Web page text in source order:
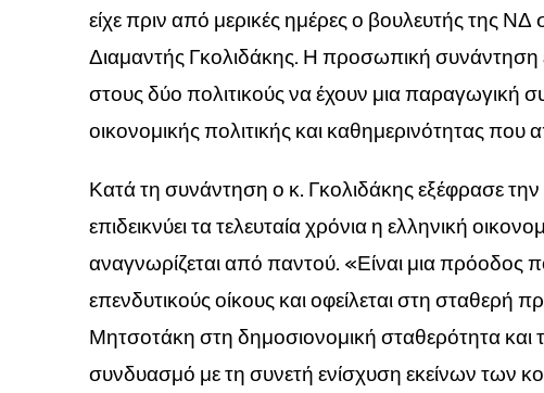
είχε πριν από μερικές ημέρες ο βουλευτής της
Διαμαντής Γκολιδάκης. Η προσωπική συνάντηση
στους δύο πολιτικούς να έχουν μια παραγωγική
οικονομικής πολιτικής και καθημερινότητας
Κατά τη συνάντηση ο κ. Γκολιδάκης εξέφρασε την
επιδεικνύει τα τελευταία χρόνια η ελληνική
αναγνωρίζεται από παντού. «Είναι μια πρόοδος
επενδυτικούς οίκους και οφείλεται στη
Μητσοτάκη στη δημοσιονομική σταθερότητα
συνδυασμό με τη συνετή ενίσχυση εκείνων των